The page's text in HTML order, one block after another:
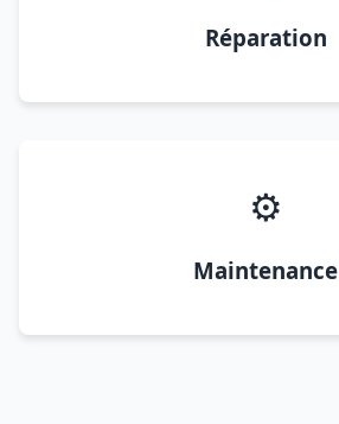
Réparation
⚙️
Maintenance